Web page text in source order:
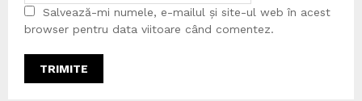
Salvează-mi numele, e-mailul și site-ul web în acest
browser pentru data viitoare când comentez.